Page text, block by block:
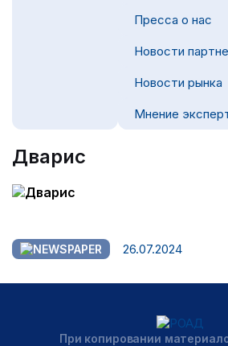
Пресса о нас
Новости
Новости рынка
Мнение
Дварис
26.07.2024
При копировании